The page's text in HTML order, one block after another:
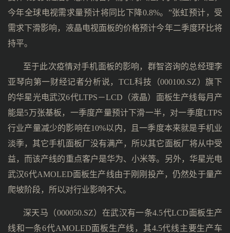
今年全球电视需求量预计将同比下降0.8%。”张虹预计，受
需求下滑影响，液晶电视面板的价格预计今年二季度环比将
持平。
至于此次疫情对手机面板的影响，群智咨询的总经理李
亚琴向第一财经记者分析说，TCL科技（000100.SZ）旗下
的华星光电武汉6代LTPS－LCD（液晶）面板生产线每月产
能是5万张基板，一季度产量预计下滑一半，对一季度LTPS
行业产量减少的影响在10%以内，且一季度本来就是手机业
淡季，其它手机面板厂没有满产，所以其它面板厂将从中受
益，而该产线的重点客户是华为、小米等。另外，华星光电
武汉6代AMOLED面板生产线由于刚刚投产，仍然处于量产
爬坡阶段，所以对行业影响不大。
深天马（000050.SZ）在武汉有一条4.5代LCD面板生产
线和一条6代AMOLED面板生产线，其4.5代线主要生产车